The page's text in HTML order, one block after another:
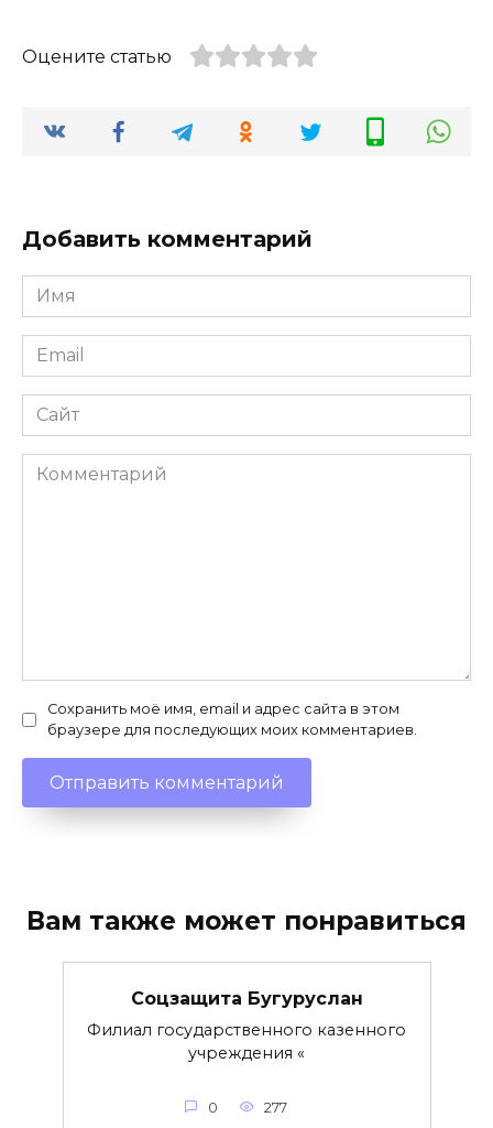
Оцените статью
Добавить комментарий
Имя
*
Email
*
Сайт
Комментарий
Сохранить моё имя, email и адрес сайта в этом
браузере для последующих моих комментариев.
Вам также может понравиться
Соцзащита Бугуруслан
Филиал государственного казенного
учреждения «
0 277